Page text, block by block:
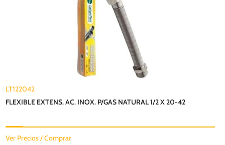
LT122042
FLEXIBLE EXTENS. AC. INOX. P/GAS NATURAL 1/2 X 20-42
Ver Precios / Comprar